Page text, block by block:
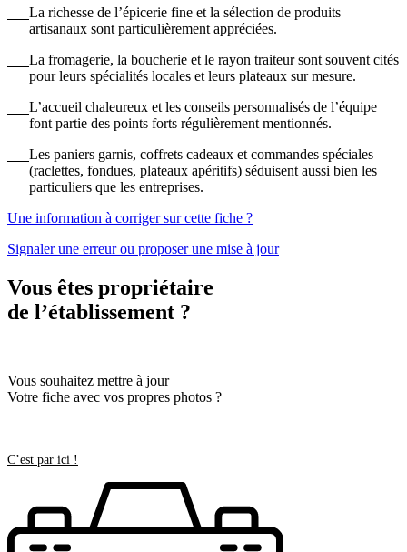
La richesse de l’épicerie fine et la sélection de produits
artisanaux sont particulièrement appréciées.
La fromagerie, la boucherie et le rayon traiteur sont souvent cités
pour leurs spécialités locales et leurs plateaux sur mesure.
L’accueil chaleureux et les conseils personnalisés de l’équipe
font partie des points forts régulièrement mentionnés.
Les paniers garnis, coffrets cadeaux et commandes spéciales
(raclettes, fondues, plateaux apéritifs) séduisent aussi bien les
particuliers que les entreprises.
Une information à corriger sur cette fiche ?
Signaler une erreur ou proposer une mise à jour
Vous êtes propriétaire
de l’établissement ?
Vous souhaitez mettre à jour
Votre fiche avec vos propres photos ?
C’est par ici !